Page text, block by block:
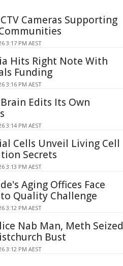
Cameras Supporting
3:17 PM AEST
Hits Right Note With
Funding
3:16 PM AEST
Edits Its Own
3:14 PM AEST
Cells Unveil Living Cell
Secrets
3:13 PM AEST
Aging Offices Face
Quality Challenge
3:12 PM AEST
Nab Man, Meth Seized
Bust
3:12 PM AEST